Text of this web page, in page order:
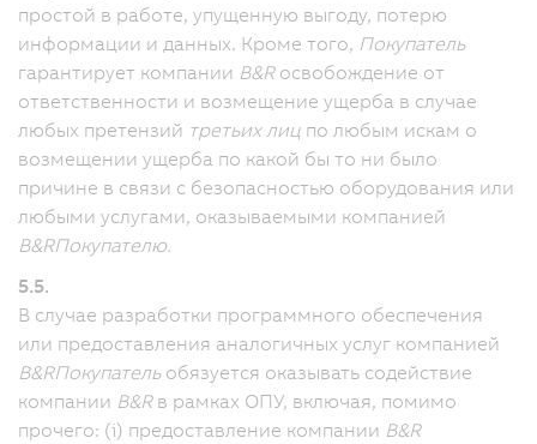
простой в работе, упущенную выгоду, потерю
информации и данных. Кроме того, Покупатель
гарантирует компании B&Rосвобождение от
ответственности и возмещение ущерба в случае
любых претензий третьих лиц по любым искам о
возмещении ущерба по какой бы то ни было
причине в связи с безопасностью оборудования или
любыми услугами, оказываемыми компанией
B&RПокупателю.
5.5.
В случае разработки программного обеспечения
или предоставления аналогичных услуг компанией
B&RПокупательобязуется оказывать содействие
компании B&Rв рамках ОПУ, включая, помимо
прочего: (i) предоставление компании B&R